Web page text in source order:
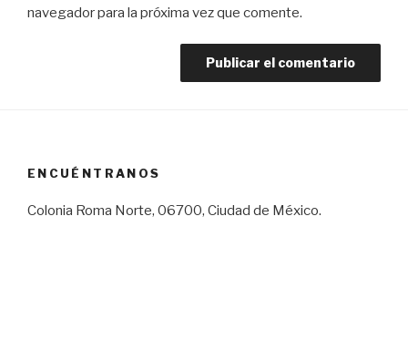
navegador para la próxima vez que comente.
ENCUÉNTRANOS
Colonia Roma Norte, 06700, Ciudad de México.